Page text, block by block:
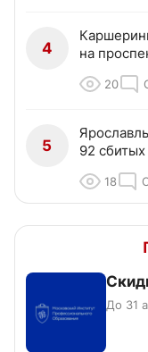
4
на
20
5
92
18
До 31